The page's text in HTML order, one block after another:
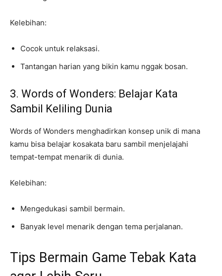
Kelebihan:
Cocok untuk relaksasi.
Tantangan harian yang bikin kamu nggak bosan.
3. Words of Wonders: Belajar Kata
Sambil Keliling Dunia
Words of Wonders menghadirkan konsep unik di mana
kamu bisa belajar kosakata baru sambil menjelajahi
tempat-tempat menarik di dunia.
Kelebihan:
Mengedukasi sambil bermain.
Banyak level menarik dengan tema perjalanan.
Tips Bermain Game Tebak Kata